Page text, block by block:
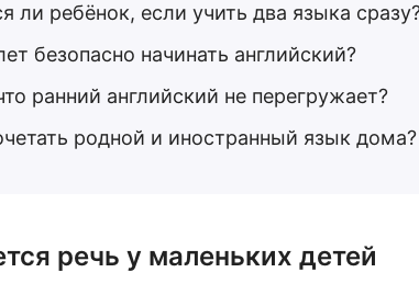
ли ребёнок, если учить два языка
безопасно начинать английский?
ранний английский не перегружает?
родной и иностранный язык дома?
речь у маленьких детей